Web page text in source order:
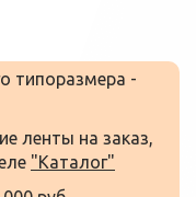
типоразмера -
ленты на заказ,
"Каталог"